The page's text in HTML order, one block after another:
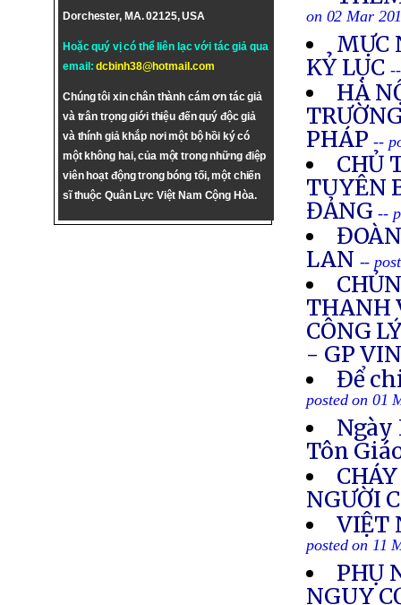
Dorchester, MA. 02125, USA
Hoặc quý vị có thể liên lạc với tác giả qua
email:dcbinh38@hotmail.com
Chúng tôi xin chân thành cám ơn tác giả
và trân trọng giới thiệu đến quý độc giả
và thính giả khắp nơi một bộ hồi ký có
một không hai, của một trong những điệp
viên hoạt động trong bóng tối, một chiến
sĩ thuộc Quân Lực Việt Nam Cộng Hòa.
on 02 Mar
MỰC
KỶ LỤC
HÀ
PHÁP --
CHỦ
TUYÊN
ĐẢNG --
LAN --
THANH
CÔNG
- GP
Để
posted on 01
Ngày
Tôn
NGƯỜI
VIỆT
posted on 11
PHỤ
NGUY